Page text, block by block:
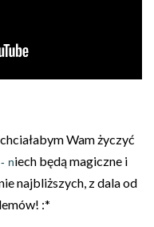
Wam życzyć
niech będą magiczne i
najbliższych, z dala od
:*